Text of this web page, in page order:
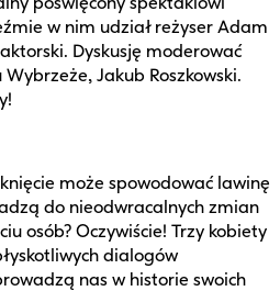
w nim udział reżyser Adam
Dyskusję moderować
Jakub Roszkowski.
może spowodować lawinę
do nieodwracalnych zmian
osób? Oczywiście! Trzy kobiety
dialogów
nas w historie swoich